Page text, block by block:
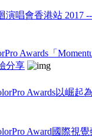
演唱會香港站 2017
Awards「
分享
Awards以崛起
Award國際視